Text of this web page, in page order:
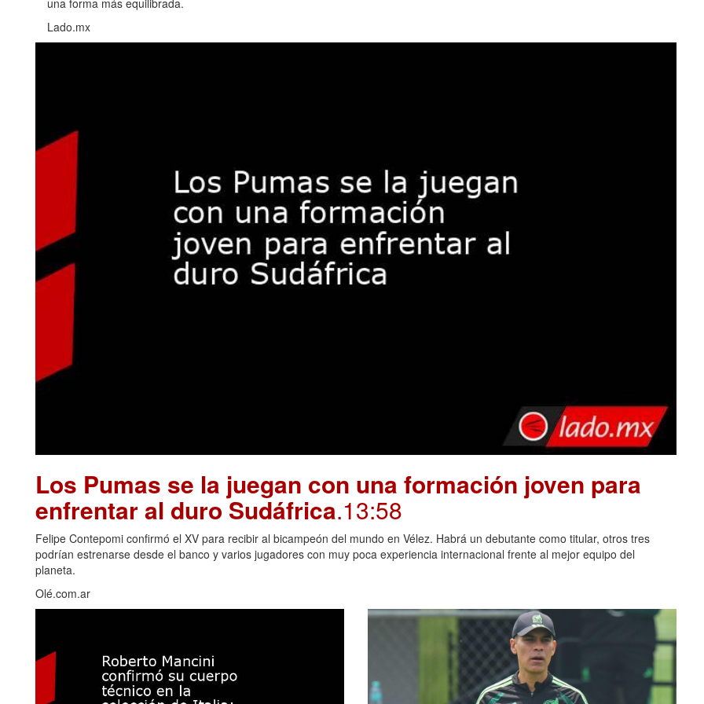
una forma más equilibrada.
Lado.mx
Los Pumas se la juegan con una formación joven para
enfrentar al duro Sudáfrica.13:58
Felipe Contepomi confirmó el XV para recibir al bicampeón del mundo en Vélez. Habrá un debutante como titular, otros tres
podrían estrenarse desde el banco y varios jugadores con muy poca experiencia internacional frente al mejor equipo del
planeta.
Olé.com.ar